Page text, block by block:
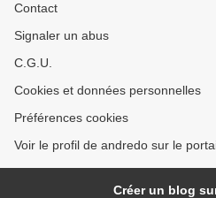
Contact
Signaler un abus
C.G.U.
Cookies et données personnelles
Préférences cookies
Voir le profil de andredo sur le
Créer un blog